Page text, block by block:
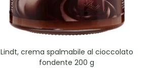
Lindt, crema spalmabile al cioccolato
fondente 200 g